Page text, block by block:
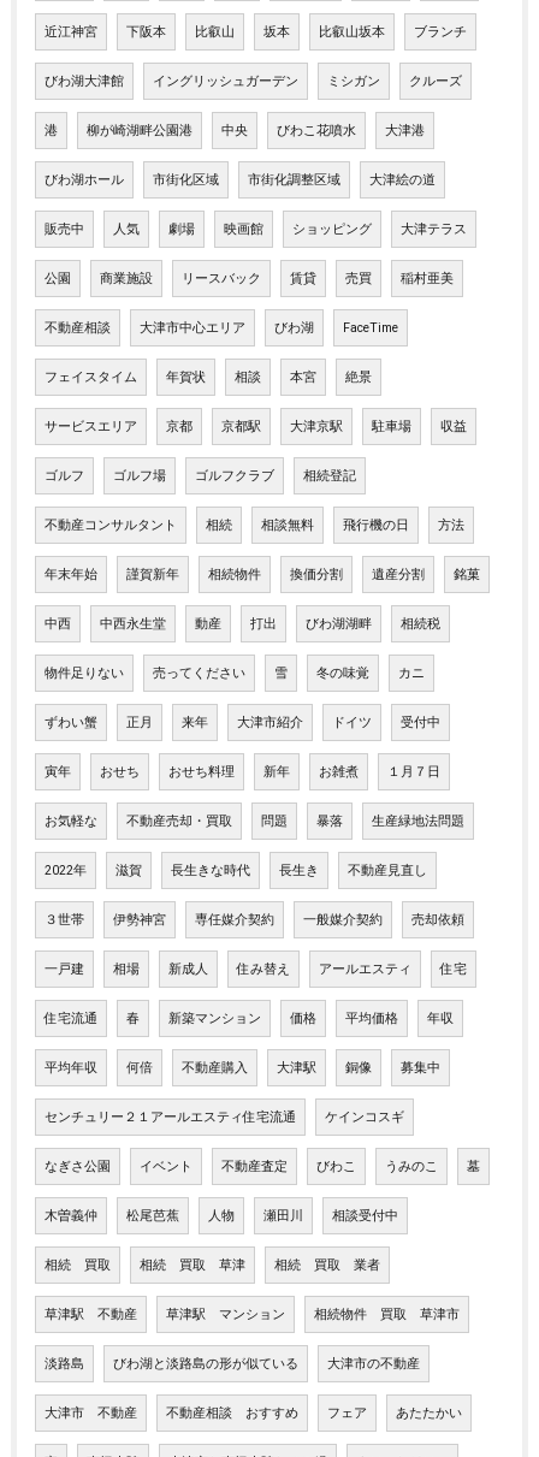
近江神宮 下阪本 比叡山 坂本 比叡山坂本 ブランチ
びわ湖大津館 イングリッシュガーデン ミシガン クルーズ
港 柳が崎湖畔公園港 中央 びわこ花噴水 大津港
びわ湖ホール 市街化区域 市街化調整区域 大津絵の道
販売中 人気 劇場 映画館 ショッピング 大津テラス
公園 商業施設 リースバック 賃貸 売買 稲村亜美
不動産相談 大津市中心エリア びわ湖 FaceTime
フェイスタイム 年賀状 相談 本宮 絶景
サービスエリア 京都 京都駅 大津京駅 駐車場 収益
ゴルフ ゴルフ場 ゴルフクラブ 相続登記
不動産コンサルタント 相続 相談無料 飛行機の日 方法
年末年始 謹賀新年 相続物件 換価分割 遺産分割 銘菓
中西 中西永生堂 動産 打出 びわ湖湖畔 相続税
物件足りない 売ってください 雪 冬の味覚 カニ
ずわい蟹 正月 来年 大津市紹介 ドイツ 受付中
寅年 おせち おせち料理 新年 お雑煮 １月７日
お気軽な 不動産売却・買取 問題 暴落 生産緑地法問題
2022年 滋賀 長生きな時代 長生き 不動産見直し
３世帯 伊勢神宮 専任媒介契約 一般媒介契約 売却依頼
一戸建 相場 新成人 住み替え アールエスティ 住宅
住宅流通 春 新築マンション 価格 平均価格 年収
平均年収 何倍 不動産購入 大津駅 銅像 募集中
センチュリー２１アールエスティ住宅流通 ケインコスギ
なぎさ公園 イベント 不動産査定 びわこ うみのこ 墓
木曽義仲 松尾芭蕉 人物 瀬田川 相談受付中
相続 買取 相続 買取 草津 相続 買取 業者
草津駅 不動産 草津駅 マンション 相続物件 買取 草津市
淡路島 びわ湖と淡路島の形が似ている 大津市の不動産
大津市 不動産 不動産相談 おすすめ フェア あたたかい